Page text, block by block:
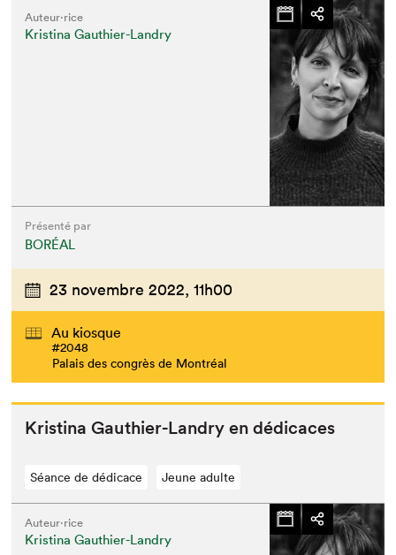
Auteur·rice
Kristina Gauthier-Landry
Présenté par
BORÉAL
23 novembre 2022, 11h00
Au kiosque
#2048
Palais des congrès de Montréal
Kristi­na Gau­thi­er-Landry en dédicaces
Séance de dédicace Jeune adulte
Auteur·rice
Kristina Gauthier-Landry